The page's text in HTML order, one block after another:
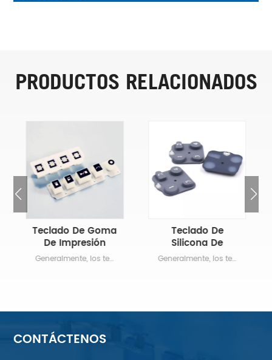
PRODUCTOS RELACIONADOS
Teclado De Goma
De Impresión
Conductiva De
Fábrica
Generalmente, los teclados de caucho de silicona y las teclas de caucho admiten múltiples impresiones y moldeados. colores, spray, texturas y efectos gráficos de retroiluminación.Tapas de teclas de goma, teclados de goma con botones de goma de silicona o teclados de goma hechos de goma Diseñado para su uso en productos electrónicos industriales y de consumo, como teclados, como Solución de conmutación confiable y de bajo costo.INO es especialista en interruptores de elastómero diseñados y fabricados a medida y a medida. Teclados de caucho de silicona según dibujos, muestras o ideas de stp/igs 3D del cliente.
Teclado De
Silicona De
Control Remoto
De Alta Calidad
Generalmente, los teclados de caucho de silicona y las teclas de caucho admiten múltiples impresiones y moldeados. colores, spray, texturas y efectos gráficos de retroiluminación.Tapas de teclas de goma, teclados de goma con botones de goma de silicona o teclados de goma hechos de goma Diseñado para su uso en productos electrónicos industriales y de consumo, como teclados, como Solución de conmutación confiable y de bajo costo.INO es especialista en interruptores de elastómero diseñados y fabricados a medida y a medida. Teclados de caucho de silicona según dibujos, muestras o ideas de stp/igs 3D del cliente.
CONTÁCTENOS